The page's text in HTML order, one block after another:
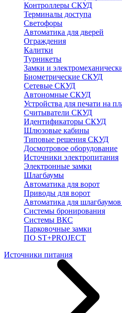
Контроллеры СКУД
Терминалы доступа
Светофоры
Автоматика для дверей
Ограждения
Калитки
Турникеты
Замки и
Биометрические СКУД
Сетевые СКУД
Автономные СКУД
Устройства для печати на
Считыватели СКУД
Идентификаторы СКУД
Шлюзовые кабины
Типовые решения СКУД
Досмотровое оборудование
Источники электропитания
Электронные замки
Шлагбаумы
Автоматика для ворот
Приводы для ворот
Автоматика для
Системы бронирования
Системы ВКС
Парковочные замки
ПО ST+PROJECT
Источники питания